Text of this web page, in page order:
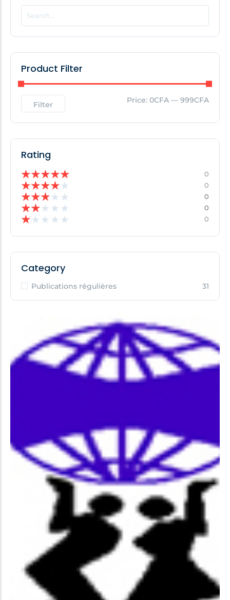
POPULAR THIS WEEK
No Posts Found!
No Posts Found!
Product Filter
Filter Price: 0CFA — 999CFA
Rating
★★★★★ 0
★★★★★ 0
★★★★ ★ 0
★★★ ★ ★ 0
★★ ★ ★ ★ 0
Category
Publications régulières 31